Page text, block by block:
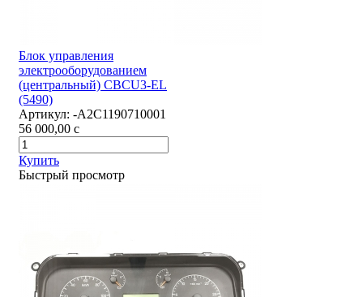
Блок управления
электрооборудованием
(центральный) CBCU3-EL
(5490)
Артикул: -А2С1190710001
56 000,00 c
Купить
Быстрый просмотр